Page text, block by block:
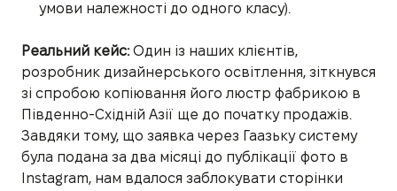
умови належності до одного класу).
Реальний кейс:Один із наших клієнтів,
розробник дизайнерського освітлення, зіткнувся
зі спробою копіювання його люстр фабрикою в
Південно-Східній Азії ще до початку продажів.
Завдяки тому, що заявка через Гаазьку систему
була подана за два місяці до публікації фото в
Instagram, нам вдалося заблокувати сторінки